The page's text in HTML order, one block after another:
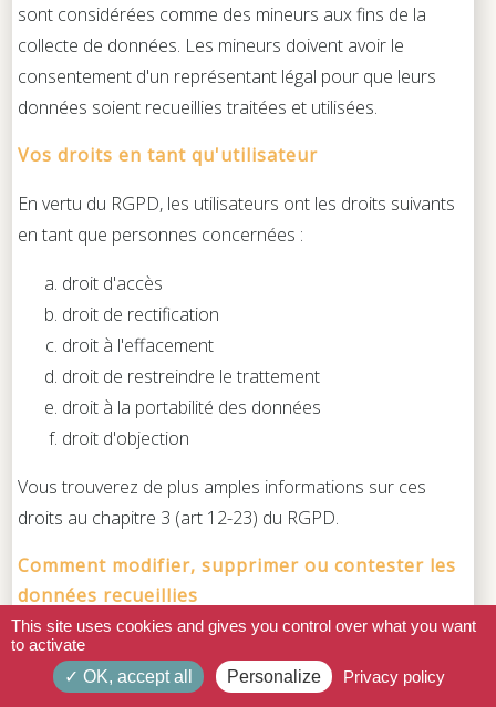
sont considérées comme des mineurs aux fins de la
collecte de données. Les mineurs doivent avoir le
consentement d'un représentant légal pour que leurs
données soient recueillies traitées et utilisées.
Vos droits en tant qu'utilisateur
En vertu du RGPD, les utilisateurs ont les droits suivants
en tant que personnes concernées :
droit d'accès
droit de rectification
droit à l'effacement
droit de restreindre le trattement
droit à la portabilité des données
droit d'objection
Vous trouverez de plus amples informations sur ces
droits au chapitre 3 (art 12-23) du RGPD.
Comment modifier, supprimer ou contester les
données recueillies
Si vous souhaitez que vos renseignements soient
supprimés ou modifiés d'une façon ou d'une autre,
This site uses cookies and gives you control over what you want
to activate
OK, accept all
Personalize Privacy policy